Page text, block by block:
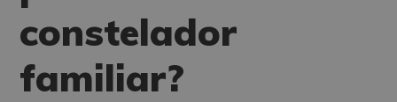
constelador
familiar?